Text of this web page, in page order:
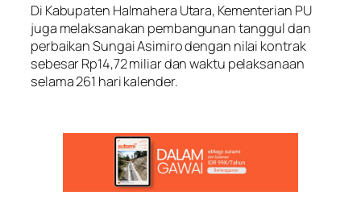
Di Kabupaten Halmahera Utara, Kementerian PU
juga melaksanakan pembangunan tanggul dan
perbaikan Sungai Asimiro dengan nilai kontrak
sebesar Rp14,72 miliar dan waktu pelaksanaan
selama 261 hari kalender.